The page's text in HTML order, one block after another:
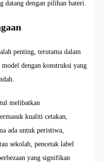
datang dengan pilihan bateri.
penting, terutama dalam
dengan konstruksi yang
melibatkan
kualiti cetakan,
ada untuk peristiwa,
sekolah, pencetak label
yang signifikan